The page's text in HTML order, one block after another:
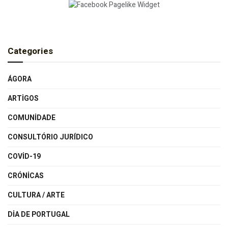
Categories
ÁGORA
ARTIGOS
COMUNIDADE
CONSULTÓRIO JURÍDICO
COVID-19
CRÓNICAS
CULTURA / ARTE
DIA DE PORTUGAL